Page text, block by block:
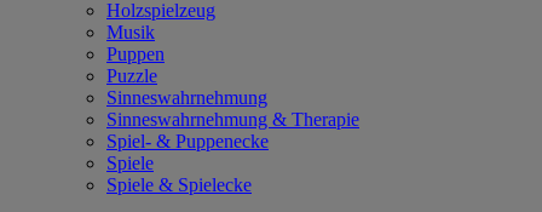
Holzspielzeug
Musik
Puppen
Puzzle
Sinneswahrnehmung
Sinneswahrnehmung & Therapie
Spiel- & Puppenecke
Spiele
Spiele & Spielecke